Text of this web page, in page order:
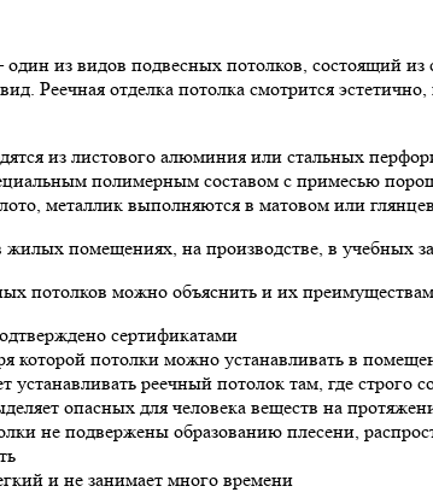
из видов подвесных потолков, состоящий
Реечная отделка потолка смотрится
из листового алюминия или стальных
полимерным составом с примесью
металлик выполняются в матовом или
помещениях, на производстве, в учебных
потолков можно объяснить и их
сертификатами
которой потолки можно устанавливать в
устанавливать реечный потолок там, где строго
опасных для человека веществ на
не подвержены образованию плесени,
и не занимает много времени